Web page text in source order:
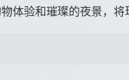
体验和璀璨的夜景，将